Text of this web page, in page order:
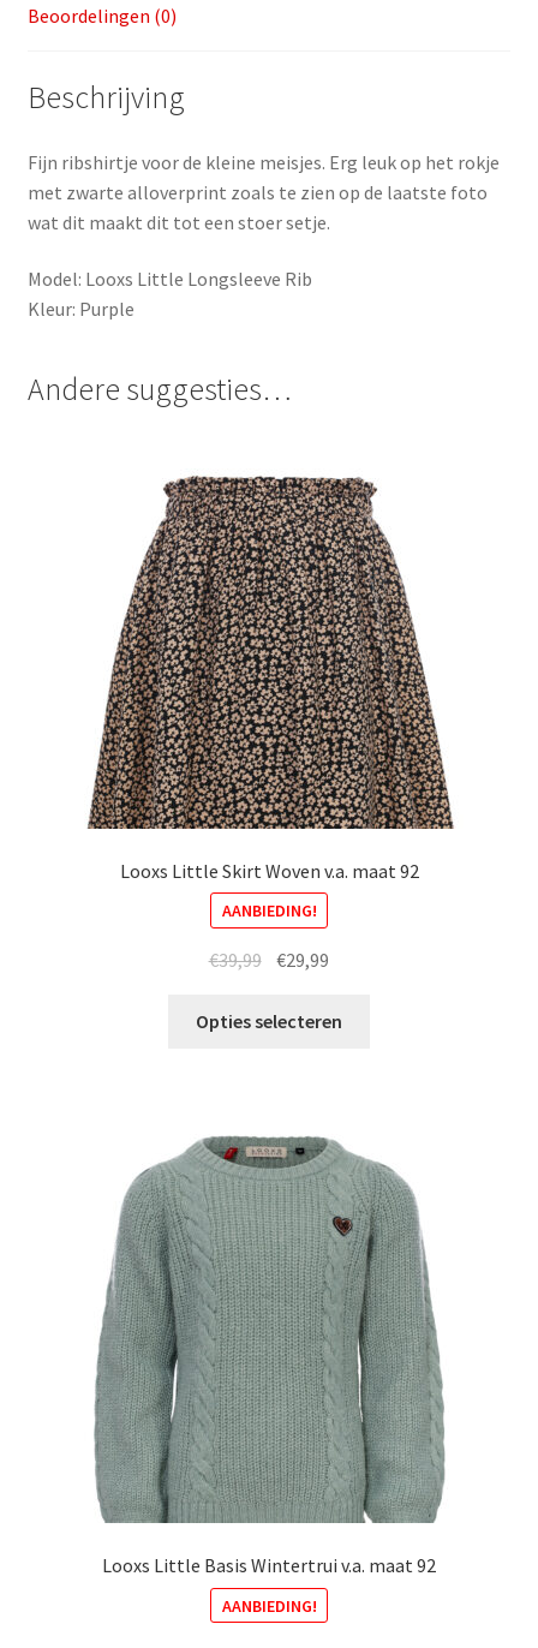
Beoordelingen (0)
Beschrijving
Fijn ribshirtje voor de kleine meisjes. Erg leuk op het rokje
met zwarte alloverprint zoals te zien op de laatste foto
wat dit maakt dit tot een stoer setje.
Model: Looxs Little Longsleeve Rib
Kleur: Purple
Andere suggesties…
Looxs Little Skirt Woven v.a. maat 92
AANBIEDING!
€39,99 Oorspronkelijke
was:
€29,99
is:
Opties selecteren
Deze
optie
kan
gekozen
worden
op
de
productpagina
Looxs Little Basis Wintertrui v.a. maat 92
AANBIEDING!